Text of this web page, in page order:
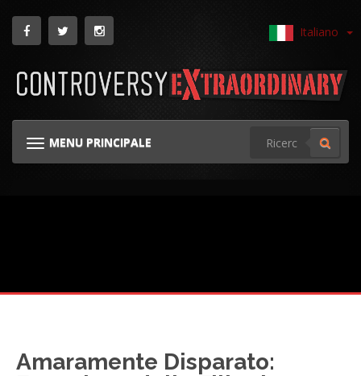
Italiano
MENU PRINCIPALE
NAVIGAZIONE GINOCCHIERA
Amaramente Disparato: